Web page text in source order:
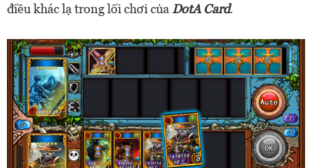
điều khác lạ trong lối chơi của DotA Card.